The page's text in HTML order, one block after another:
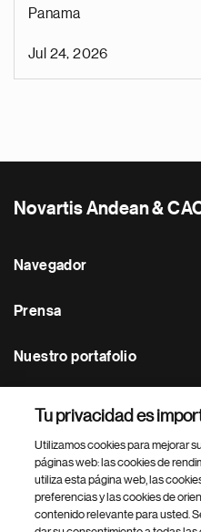
Panama
Jul 24, 2026
Novartis Andean &
Navegador
Prensa
Nuestro portafolio
Footer Site Search
Tu privacidad es
Utilizamos cookies para mejorar
páginas web: las cookies de
utiliza esta página web, las
preferencias y las cookies de
contenido relevante para usted.